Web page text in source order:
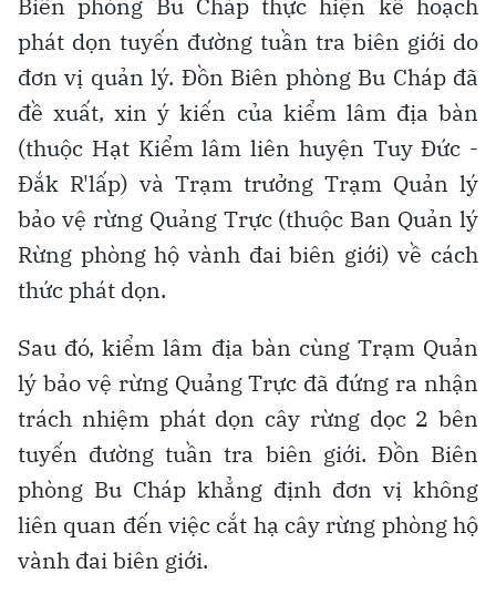
Biên phòng Bu Cháp thực hiện kế hoạch
phát dọn tuyến đường tuần tra biên giới do
đơn vị quản lý. Đồn Biên phòng Bu Cháp đã
đề xuất, xin ý kiến của kiểm lâm địa bàn
(thuộc Hạt Kiểm lâm liên huyện Tuy Đức -
Đắk R'lấp) và Trạm trưởng Trạm Quản lý
bảo vệ rừng Quảng Trực (thuộc Ban Quản lý
Rừng phòng hộ vành đai biên giới) về cách
thức phát dọn.
Sau đó, kiểm lâm địa bàn cùng Trạm Quản
lý bảo vệ rừng Quảng Trực đã đứng ra nhận
trách nhiệm phát dọn cây rừng dọc 2 bên
tuyến đường tuần tra biên giới. Đồn Biên
phòng Bu Cháp khẳng định đơn vị không
liên quan đến việc cắt hạ cây rừng phòng hộ
vành đai biên giới.